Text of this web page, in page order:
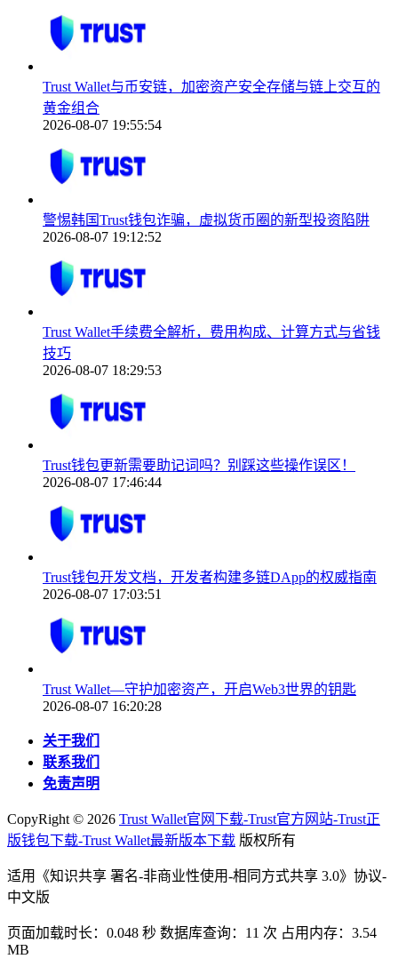
Trust Wallet与币安链，加密资产安全存储与链上交互的
黄金组合
2026-08-07 19:55:54
警惕韩国Trust钱包诈骗，虚拟货币圈的新型投资陷阱
2026-08-07 19:12:52
Trust Wallet手续费全解析，费用构成、计算方式与省钱
技巧
2026-08-07 18:29:53
Trust钱包更新需要助记词吗？别踩这些操作误区！
2026-08-07 17:46:44
Trust钱包开发文档，开发者构建多链DApp的权威指南
2026-08-07 17:03:51
Trust Wallet—守护加密资产，开启Web3世界的钥匙
2026-08-07 16:20:28
关于我们
联系我们
免责声明
CopyRight © 2026 Trust Wallet官网下载-Trust官方网站-Trust正
版钱包下载-Trust Wallet最新版本下载 版权所有
适用《知识共享 署名-非商业性使用-相同方式共享 3.0》协议-
中文版
页面加载时长：0.048 秒 数据库查询：11 次 占用内存：3.54
MB